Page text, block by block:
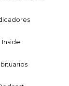
Inside